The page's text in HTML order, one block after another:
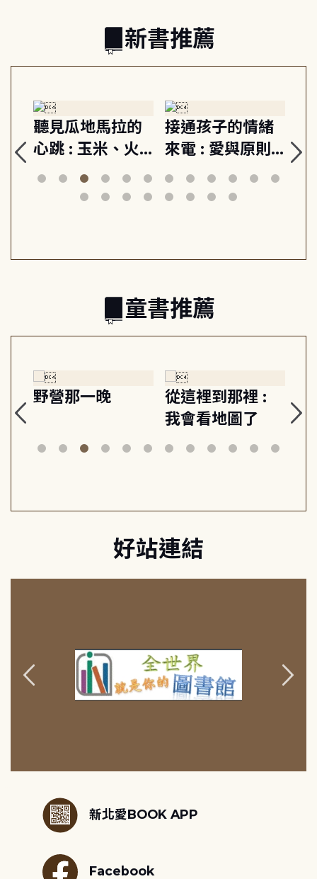
新書推薦
聽見瓜地馬拉的
心跳 : 玉米、火
山與信仰, 外交官
筆下的現代馬雅
接通孩子的情緒
來電 : 愛與原則,
建立教養的安定
節奏 22個行動練
關
童書推薦
野營那一晚
從這裡到那裡 :
我會看地圖了
美
好站連結
新北愛BOOK APP
Facebook